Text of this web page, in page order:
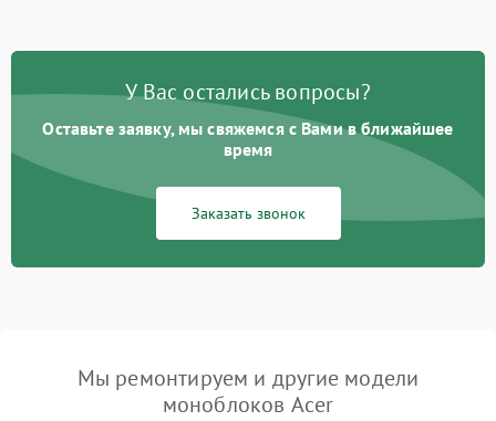
У Вас остались вопросы?
Оставьте заявку, мы свяжемся с Вами в ближайшее
время
Заказать звонок
Мы ремонтируем и другие модели
моноблоков Acer